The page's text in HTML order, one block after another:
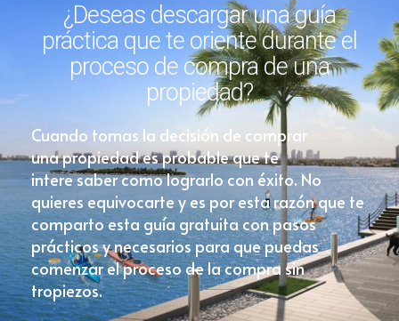
¿Deseas descargar una guía
práctica que te oriente durante el
proceso de compra de una
propiedad?
Cuando tomas la decisión de comprar
una propiedad es probable que te
intere saber como lograrlo con éxito. No
quieres equivocarte y es por esta razón que te
comparto esta guía gratuita con pasos
prácticos y necesarios para que puedas
comenzar el proceso de la compra sin
tropiezos.